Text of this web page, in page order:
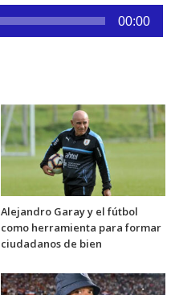
00:00
Alejandro Garay y el fútbol
como herramienta para formar
ciudadanos de bien